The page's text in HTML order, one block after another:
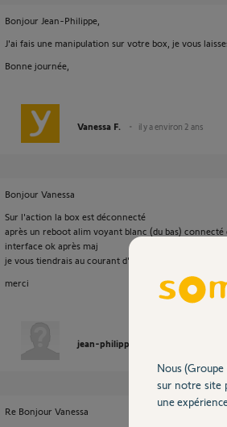
Bonjour Jean-Philippe,
J'ai fais une manipulation sur votre box, je vous
Bonne journée,
Vanessa F. il y a environ 2 ans
Bonjour Vanessa
Sur l'action la box est déconnecté
après un reboot alim voyant blanc (du bas)
interface ok après maj
je vous tiendrais au courant d'ici quelque jours
merci
jean-philippe M.
Re Bonjour Vanessa
Nous
sur notre site
une